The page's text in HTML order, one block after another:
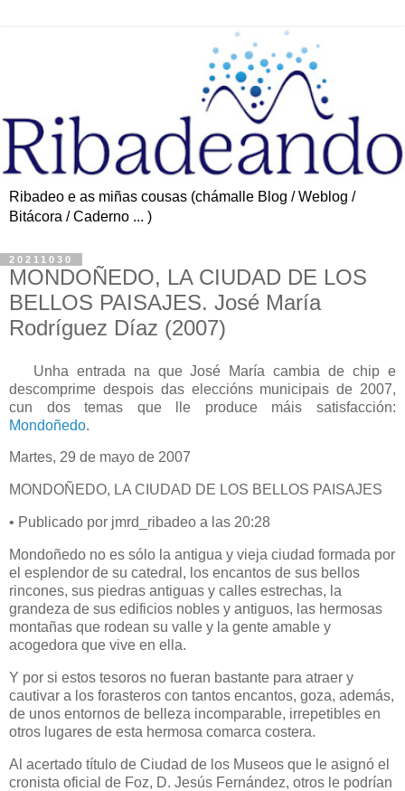
Ribadeo e as miñas cousas (chámalle Blog / Weblog /
Bitácora / Caderno ... )
20211030
MONDOÑEDO, LA CIUDAD DE LOS
BELLOS PAISAJES. José María
Rodríguez Díaz (2007)
Unha entrada na que José María cambia de chip e
descomprime despois das eleccións municipais de 2007,
cun dos temas que lle produce máis satisfacción:
Mondoñedo.
Martes, 29 de mayo de 2007
MONDOÑEDO, LA CIUDAD DE LOS BELLOS PAISAJES
• Publicado por jmrd_ribadeo a las 20:28
Mondoñedo no es sólo la antigua y vieja ciudad formada por
el esplendor de su catedral, los encantos de sus bellos
rincones, sus piedras antiguas y calles estrechas, la
grandeza de sus edificios nobles y antiguos, las hermosas
montañas que rodean su valle y la gente amable y
acogedora que vive en ella.
Y por si estos tesoros no fueran bastante para atraer y
cautivar a los forasteros con tantos encantos, goza, además,
de unos entornos de belleza incomparable, irrepetibles en
otros lugares de esta hermosa comarca costera.
Al acertado título de Ciudad de los Museos que le asignó el
cronista oficial de Foz, D. Jesús Fernández, otros le podrían